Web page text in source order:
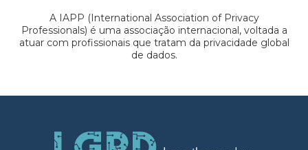
A IAPP (International Association of Privacy
Professionals) é uma associação internacional, voltada a
atuar com profissionais que tratam da privacidade global
de dados.